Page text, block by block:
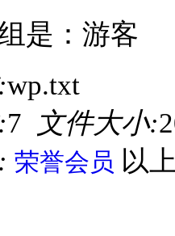
是：游客
wp.txt
7 文件大小:
荣誉会员 以